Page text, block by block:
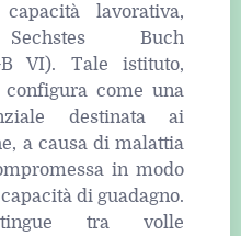
lavorativa,
Buch
VI). Tale istituto,
come una
destinata ai
a causa di malattia
in modo
di guadagno.
tra volle